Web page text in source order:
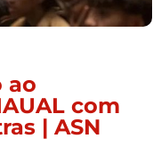
ao
com
| ASN